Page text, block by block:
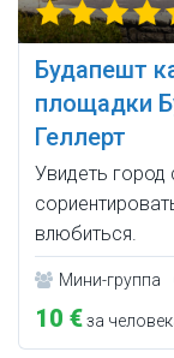
Будапешт
площадки
Геллерт
Увидеть город
влюбиться.
Мини-группа
10 €за